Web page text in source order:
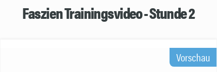
Faszien Trainingsvideo - Stunde 2
Vorschau